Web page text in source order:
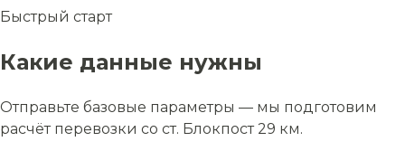
Быстрый старт
Какие данные нужны
Отправьте базовые параметры — мы подготовим
расчёт перевозки со ст. Блокпост 29 км.